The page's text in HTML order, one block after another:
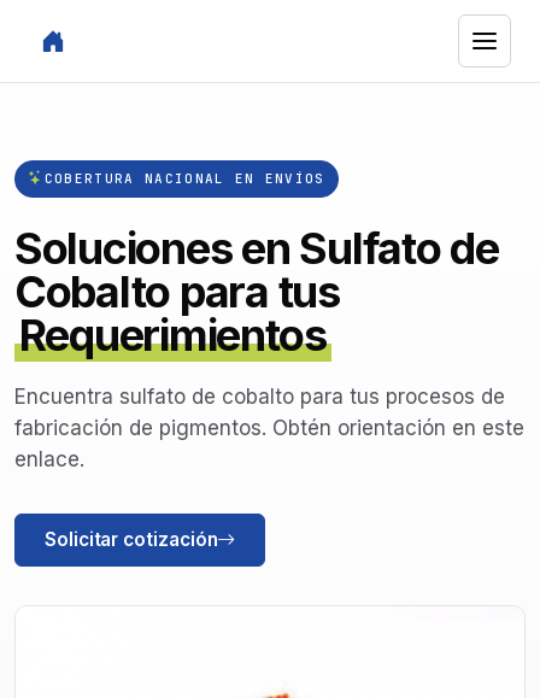
COBERTURA NACIONAL EN ENVÍOS
Soluciones en Sulfato de
Cobalto para tus
Requerimientos
Encuentra sulfato de cobalto para tus procesos de
fabricación de pigmentos. Obtén orientación en este
enlace.
Solicitar cotización